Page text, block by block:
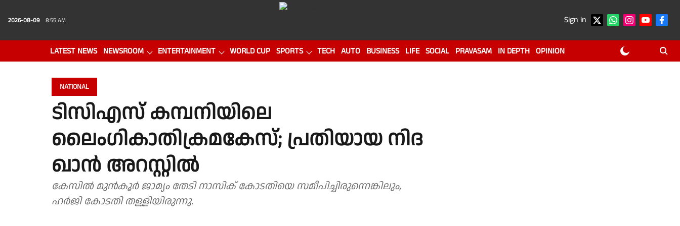
2026-08-09 8:55 AM Sign in
LATEST NEWS NEWSROOM ENTERTAINMENT WORLD CUP SPORTS TECH AUTO BUSINESS LIFE SOCIAL PRAVASAM IN DEPTH OPINION
NATIONAL
ടിസിഎസ് കമ്പനിയിലെ
ലൈംഗികാതിക്രമകേസ്; പ്രതിയായ നിദ
ഖാന്‍ അറസ്റ്റില്‍
കേസില്‍ മുന്‍കൂര്‍ ജാമ്യം തേടി നാസിക് കോടതിയെ സമീപിച്ചിരുന്നെങ്കിലും,
ഹര്‍ജി കോടതി തള്ളിയിരുന്നു.